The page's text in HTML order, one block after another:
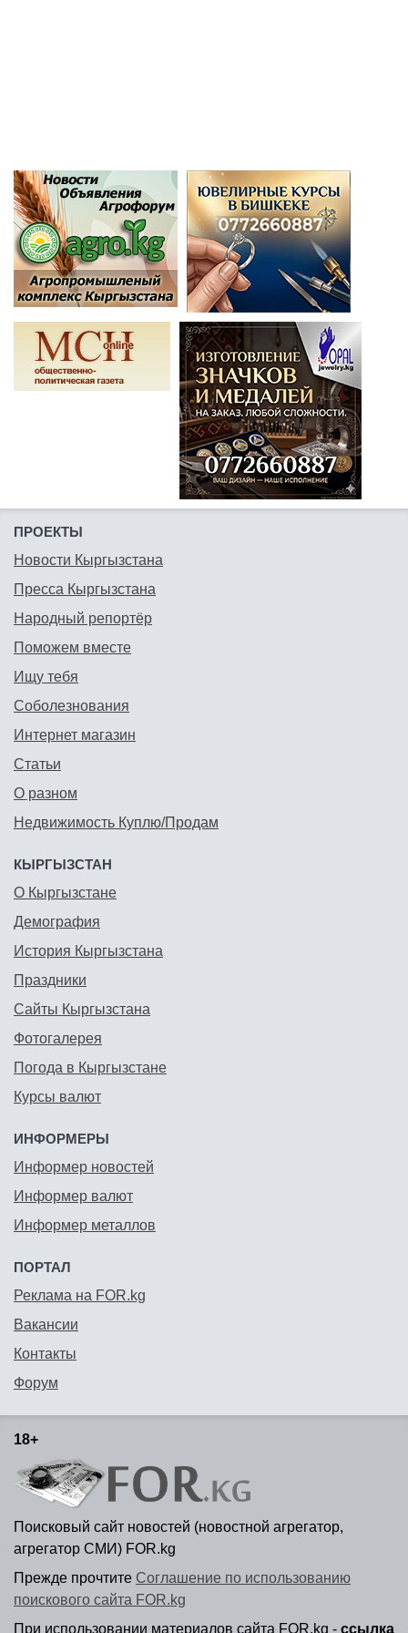
ПРОЕКТЫ
Новости Кыргызстана
Пресса Кыргызстана
Народный репортёр
Поможем вместе
Ищу тебя
Соболезнования
Интернет магазин
Статьи
О разном
Недвижимость Куплю/Продам
КЫРГЫЗСТАН
О Кыргызстане
Демография
История Кыргызстана
Праздники
Сайты Кыргызстана
Фотогалерея
Погода в Кыргызстане
Курсы валют
ИНФОРМЕРЫ
Информер новостей
Информер валют
Информер металлов
ПОРТАЛ
Реклама на FOR.kg
Вакансии
Контакты
Форум
18+
Поисковый сайт новостей (новостной агрегатор,
агрегатор СМИ) FOR.kg
Прежде прочтите Соглашение по использованию
поискового сайта FOR.kg
При использовании материалов сайта FOR.kg - ссылка